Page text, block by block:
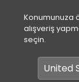
Konumunuza
alışveriş
seçin.